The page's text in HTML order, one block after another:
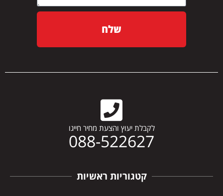
שלח
לקבלת יעוץ והצעת מחיר חייגו
088-522627
קטגוריות ראשיות